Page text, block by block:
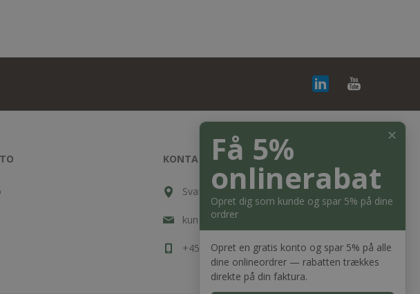
KONTAKT OS
Svalehøjvej 10, DK-3650 Ølstykke
kundeservice@bagger-nielsen.dk
+45 7020 7633
✕
Få 5%
onlinerabat
Opret dig som kunde og spar 5% på dine
ordrer
Opret en gratis konto og spar 5% på alle
dine onlineordrer — rabatten trækkes
direkte på din faktura.